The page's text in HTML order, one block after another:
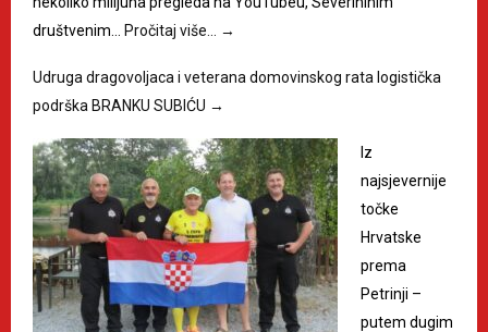
društvenim…
Pročitaj više… →
Udruga dragovoljaca i veterana domovinskog rata logistička
podrška BRANKU SUBIĆU →
Iz
najsjevernije
točke
Hrvatske
prema
Petrinji –
putem dugim